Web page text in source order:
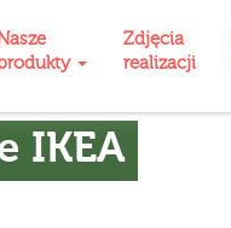
Zdjęcia
realizacji
IKEA